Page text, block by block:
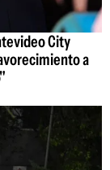
City
a